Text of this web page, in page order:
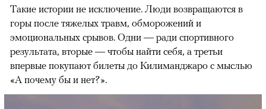
Такие истории не исключение. Люди возвращаются в
горы после тяжелых травм, обморожений и
эмоциональных срывов. Одни — ради спортивного
результата, вторые — чтобы найти себя, а третьи
впервые покупают билеты до Килиманджаро с мыслью
«А почему бы и нет?».